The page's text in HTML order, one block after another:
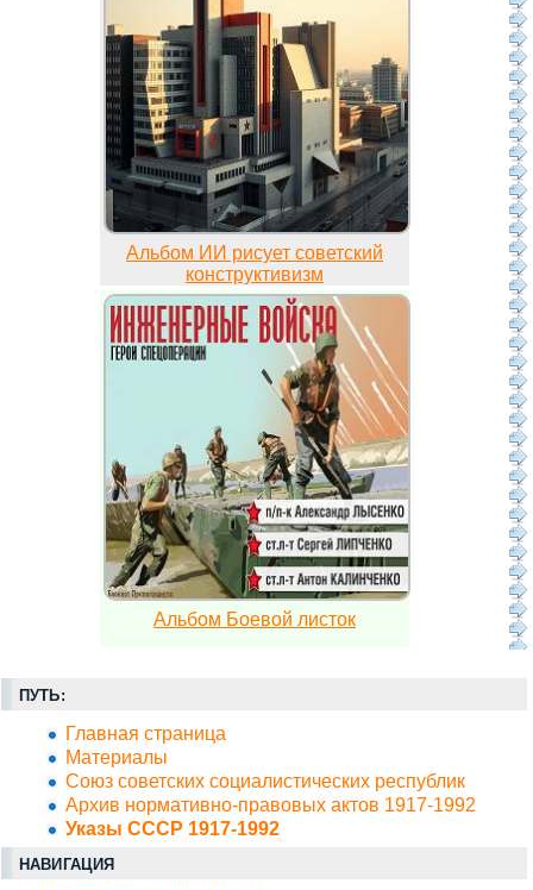
Альбом ИИ рисует советский
конструктивизм
Альбом Боевой листок
ПУТЬ:
Главная страница
Материалы
Союз советских социалистических республик
Архив нормативно-правовых актов 1917-1992
Указы СССР 1917-1992
НАВИГАЦИЯ